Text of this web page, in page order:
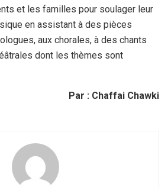
et les familles pour soulager leur
en assistant à des pièces
aux chorales, à des chants
dont les thèmes sont
Par : Chaffai Chawki